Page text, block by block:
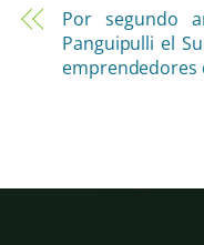
Por segundo
Panguipulli el
emprendedores